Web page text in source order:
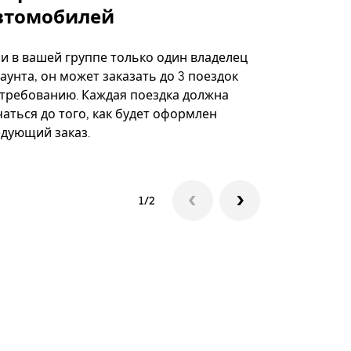
в вашей группе только один владелец
он может заказать до 3 поездок
Каждая поездка должна
до того, как будет оформлен
заказ.
1/2